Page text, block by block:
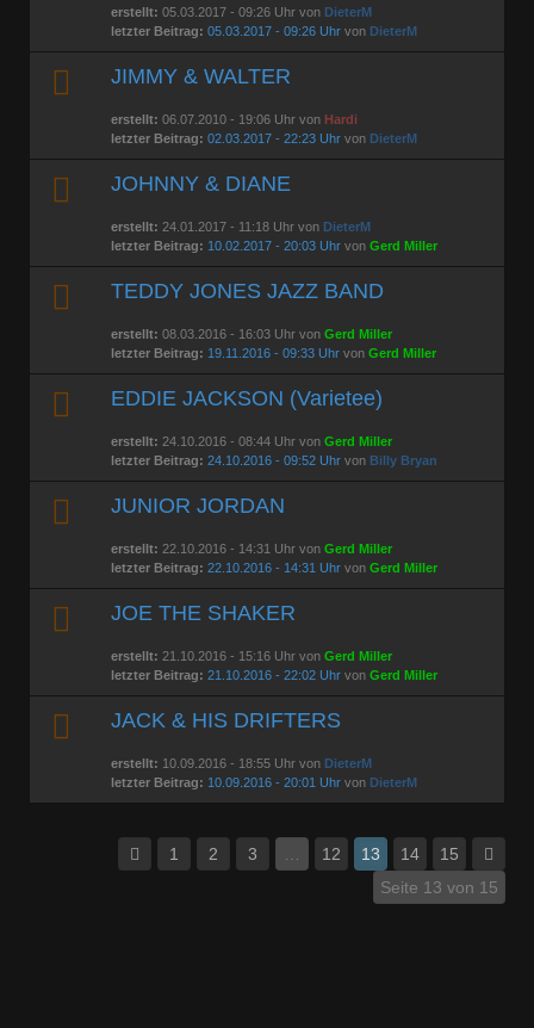
erstellt: 05.03.2017 - 09:26 Uhr von DieterM
letzter Beitrag: 05.03.2017 - 09:26 Uhr von DieterM
JIMMY & WALTER
erstellt: 06.07.2010 - 19:06 Uhr von Hardi
letzter Beitrag: 02.03.2017 - 22:23 Uhr von DieterM
JOHNNY & DIANE
erstellt: 24.01.2017 - 11:18 Uhr von DieterM
letzter Beitrag: 10.02.2017 - 20:03 Uhr vonGerd Miller
TEDDY JONES JAZZ BAND
erstellt: 08.03.2016 - 16:03 Uhr vonGerd Miller
letzter Beitrag: 19.11.2016 - 09:33 Uhr vonGerd Miller
EDDIE JACKSON (Varietee)
erstellt: 24.10.2016 - 08:44 Uhr vonGerd Miller
letzter Beitrag: 24.10.2016 - 09:52 Uhr von Billy Bryan
JUNIOR JORDAN
erstellt: 22.10.2016 - 14:31 Uhr vonGerd Miller
letzter Beitrag: 22.10.2016 - 14:31 Uhr vonGerd Miller
JOE THE SHAKER
erstellt: 21.10.2016 - 15:16 Uhr vonGerd Miller
letzter Beitrag: 21.10.2016 - 22:02 Uhr vonGerd Miller
JACK & HIS DRIFTERS
erstellt: 10.09.2016 - 18:55 Uhr von DieterM
letzter Beitrag: 10.09.2016 - 20:01 Uhr von DieterM
1 2 3 12 13 14
15
Seite 13 von 15